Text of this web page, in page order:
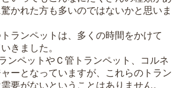
かれた方も多いのではないかと思いま
ランペットは、多くの時間をかけて
きました。
ンペットやＣ管トランペット、コルネ
ーとなっていますが、これらのトラン
要がないということはありません。